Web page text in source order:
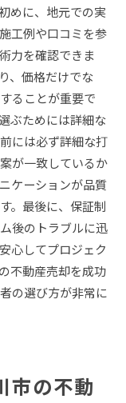
めに、地元での実
工例や口コミを参
力を確認できま
、価格だけでな
ることが重要で
ぶためには詳細な
には必ず詳細な打
が一致しているか
ケーションが品質
。最後に、保証制
後のトラブルに迅
心してプロジェク
不動産売却を成功
の選び方が非常に
市の不動